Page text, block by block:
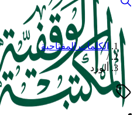
الكلمات المفتاحية
/
ألورد